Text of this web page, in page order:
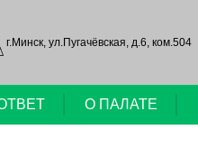
г.Минск, ул.Пугачёвская, д.6, ком.504
О ПАЛАТЕ